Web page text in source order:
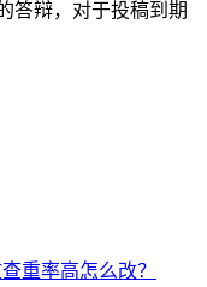
答辩，对于投稿到期
重率高怎么改？